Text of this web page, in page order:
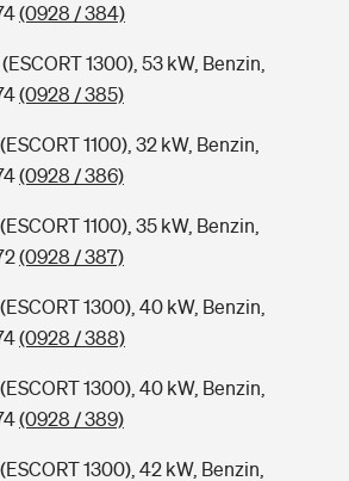
(0928 / 384)
1300), 53 kW, Benzin,
(0928 / 385)
1100), 32 kW, Benzin,
(0928 / 386)
1100), 35 kW, Benzin,
(0928 / 387)
1300), 40 kW, Benzin,
(0928 / 388)
1300), 40 kW, Benzin,
(0928 / 389)
1300), 42 kW, Benzin,